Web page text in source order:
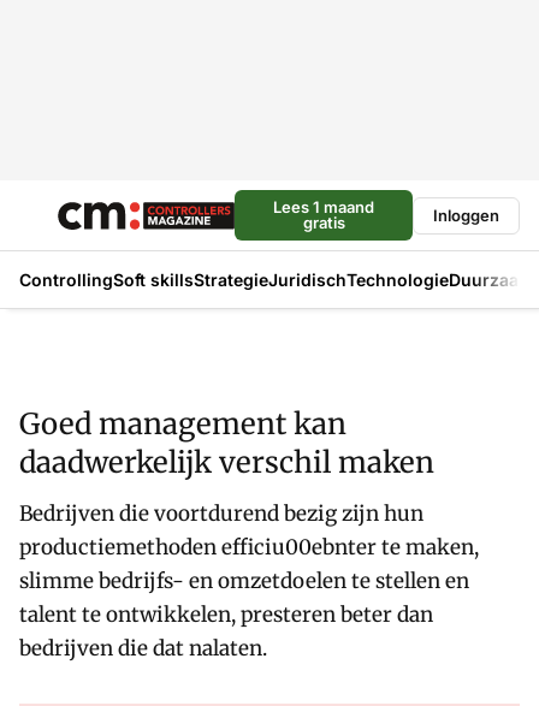
Lees 1 maand
gratis
Inloggen
ControllingSoft skillsStrategieJuridischTechnologie
Goed management kan
daadwerkelijk verschil maken
Bedrijven die voortdurend bezig zijn hun
productiemethoden efficiu00ebnter te maken,
slimme bedrijfs- en omzetdoelen te stellen en
talent te ontwikkelen, presteren beter dan
bedrijven die dat nalaten.